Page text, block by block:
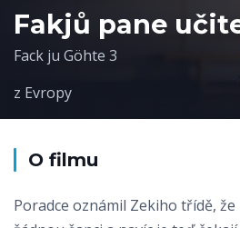
Fakjů pane
Fack ju Göhte 3
z Evropy
O filmu
Poradce oznámil Zekiho třídě,